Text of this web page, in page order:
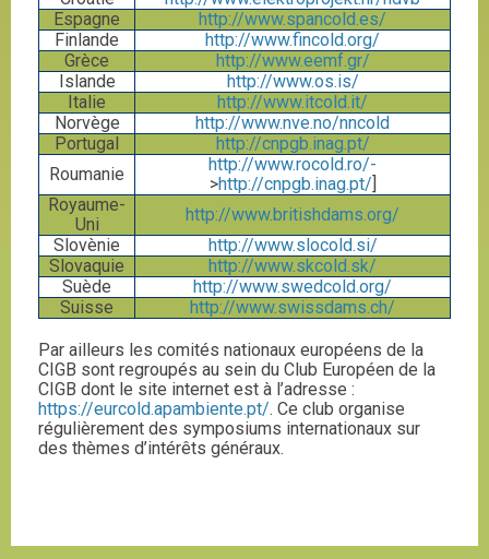
Espagne
http://www.spancold.es/
Finlande
http://www.fincold.org/
Grèce
http://www.eemf.gr/
Islande
http://www.os.is/
Italie
http://www.itcold.it/
Norvège
http://www.nve.no/nncold
Portugal
http://cnpgb.inag.pt/
Roumanie
http://www.rocold.ro/-
>http://cnpgb.inag.pt/
Royaume-
Uni
http://www.britishdams.org/
Slovènie
http://www.slocold.si/
Slovaquie
http://www.skcold.sk/
Suède
http://www.swedcold.org/
Suisse
http://www.swissdams.ch/
Par ailleurs les comités nationaux européens de la
CIGB sont regroupés au sein du Club Européen de la
CIGB dont le site internet est à l’adresse :
https://eurcold.apambiente.pt/. Ce club organise
régulièrement des symposiums internationaux sur
des thèmes d’intérêts généraux.